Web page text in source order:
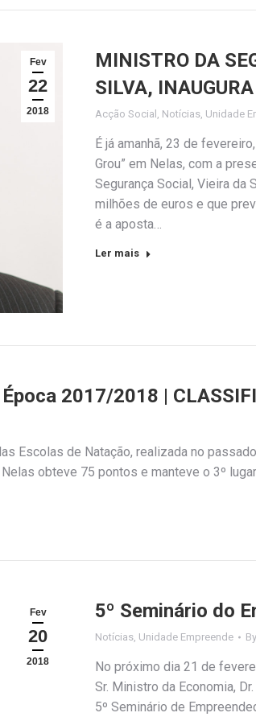
Fev
22
2018
MINISTRO DA
SILVA,
Acção Social , Notícias, Unidade
É já amanhã, 23 de
Grou” em Nelas, com a
Segurança Social, Vieira da
milhões de euros e que
é a aposta…
Ler mais
2017/2018 |
Escolas de Natação, realizada no
obteve 75 pontos e manteve o 3º
Fev
20
2018
5º Seminário do
Notícias Unidade Empreende By
No próximo dia 21 de
Sr. Ministro da Economia,
5º Seminário de